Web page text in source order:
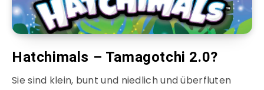
Hatchimals – Tamagotchi 2.0?
Sie sind klein, bunt und niedlich und überfluten